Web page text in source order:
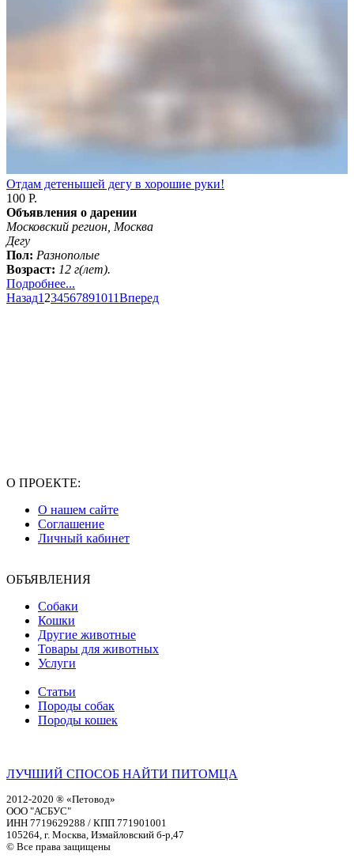
Отдам детенышей дегу в хорошие руки!
100 Р.
Объявления о дарении
Московский регион, Москва
Дегу
Пол: Разнополые
Возраст: 12 г(лет).
Подробнее...
Назад1 234567891011Вперед
О ПРОЕКТЕ:
О нашем сайте
Соглашение
Личный кабинет
ОБЪЯВЛЕНИЯ
Собаки
Кошки
Другие животные
Товары для животных
Услуги
Статьи
Породы собак
Породы кошек
ЛУЧШИЙ СПОСОБ НАЙТИ ПИТОМЦА
2012-2020 ® «Петовод»
ООО "АСБУС"
ИНН 7719629288 / КПП 771901001
105264, г. Москва, Измайловский б-р,47
© Все права защищены